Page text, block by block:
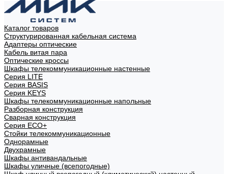
Каталог товаров
Структурированная кабельная система
Адаптеры оптические
Кабель витая пара
Оптические кроссы
Шкафы телекоммуникационные настенные
Cерия LITE
Cерия BASIS
Cерия KEYS
Шкафы телекоммуникационные напольные
Разборная конструкция
Сварная конструкция
Серия ECO+
Стойки телекоммуникационные
Однорамные
Двухрамные
Шкафы антивандальные
Шкафы уличные (всепогодные)